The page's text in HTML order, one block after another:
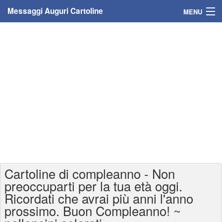
Messaggi Auguri Cartoline MENU
Cartoline auguri anni
Cartoline giorni anno
Cartoline di compleanno - Non
preoccuparti per la tua età oggi.
Ricordati che avrai più anni l'anno
prossimo. Buon Compleanno! ~